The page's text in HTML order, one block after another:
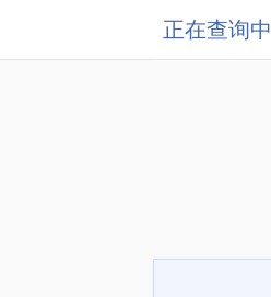
正在查询中